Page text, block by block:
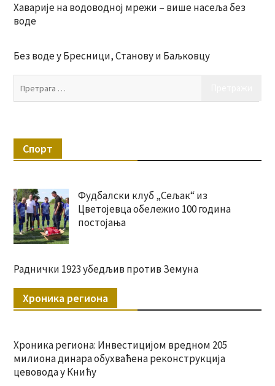
Хаварије на водоводној мрежи – више насеља без
воде
Без воде у Бресници, Станову и Баљковцу
Спорт
Фудбалски клуб „Сељак“ из
Цветојевца обележио 100 година
постојања
Раднички 1923 убедљив против Земуна
Хроника региона
Хроника региона: Инвестицијом вредном 205
милиона динара обухваћена реконструкција
цевовода у Книћу